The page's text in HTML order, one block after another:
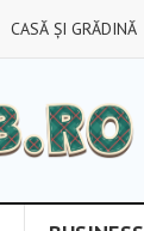
CASĂ ȘI GRĂDINĂ